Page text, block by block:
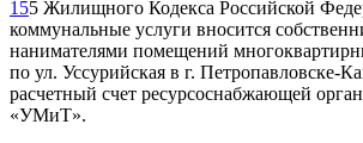
155 Жилищного Кодекса Российской
коммунальные услуги вносится
нанимателями помещений
по ул. Уссурийская в г. Петропавловске-
расчетный счет ресурсоснабжающей
«УМиТ».